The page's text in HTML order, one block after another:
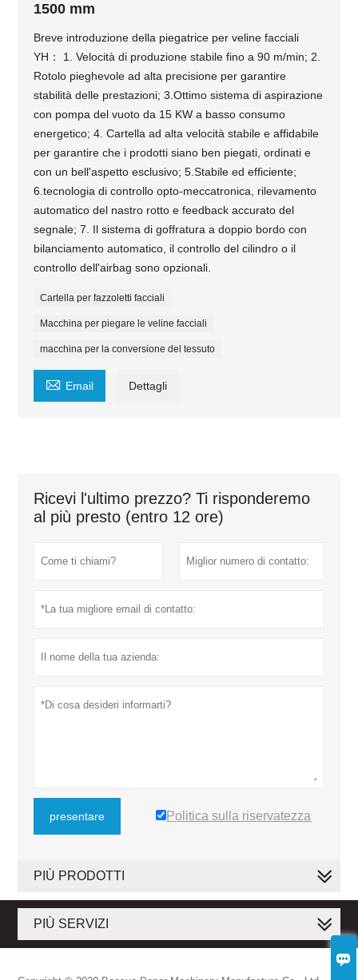

1500 mm
Breve introduzione della piegatrice per veline facciali
YH： 1. Velocità di produzione stabile fino a 90 m/min; 2.
Rotolo pieghevole ad alta precisione per garantire
stabilità delle prestazioni; 3.Ottimo sistema di aspirazione
con pompa del vuoto da 15 KW a basso consumo
energetico; 4. Cartella ad alta velocità stabile e affidabile
per garantire che i prodotti siano ben piegati, ordinati e
con un bell'aspetto esclusivo; 5.Stabile ed efficiente;
6.tecnologia di controllo opto-meccatronica, rilevamento
automatico del nastro rotto e feedback accurato del
segnale; 7. Il sistema di goffratura a doppio bordo con
bilanciamento automatico, il controllo del cilindro o il
controllo dell'airbag sono opzionali.
Cartella per fazzoletti facciali
Macchina per piegare le veline facciali
macchina per la conversione del tessuto
 Email Dettagli
Ricevi l'ultimo prezzo? Ti risponderemo
al più presto (entro 12 ore)
presentare Politica sulla riservatezza
PIÙ PRODOTTI
PIÙ SERVIZI